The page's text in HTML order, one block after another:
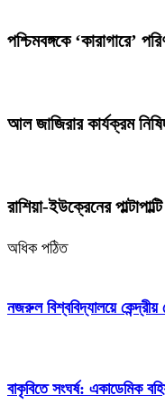
পশ্চিমবঙ্গকে ‘কারাগারে’
আল জাজিরার কার্যক্রম
রাশিয়া-ইউক্রেনের
অধিক পঠিত
নজরুল বিশ্ববিদ্যালয়ে
বাকৃবিতে সংঘর্ষ: একাডেমিক